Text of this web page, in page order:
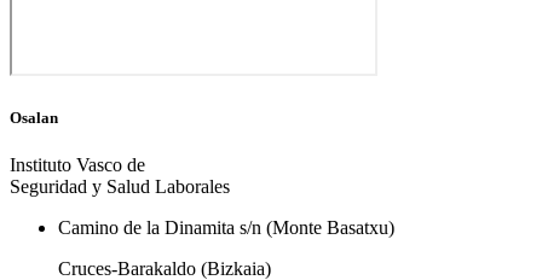
Osalan
Instituto Vasco de
Seguridad y Salud Laborales
Camino de la Dinamita s/n (Monte Basatxu)
Cruces-Barakaldo (Bizkaia)